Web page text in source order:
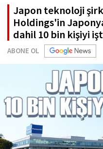
Japon teknoloji
Holdings'in
dahil 10 bin kişiyi
ABONE OL